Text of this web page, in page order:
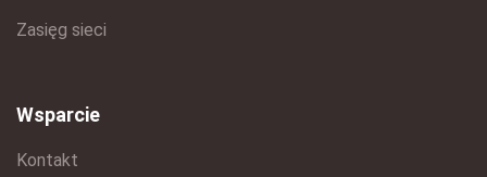
Zasięg sieci
Wsparcie
Kontakt